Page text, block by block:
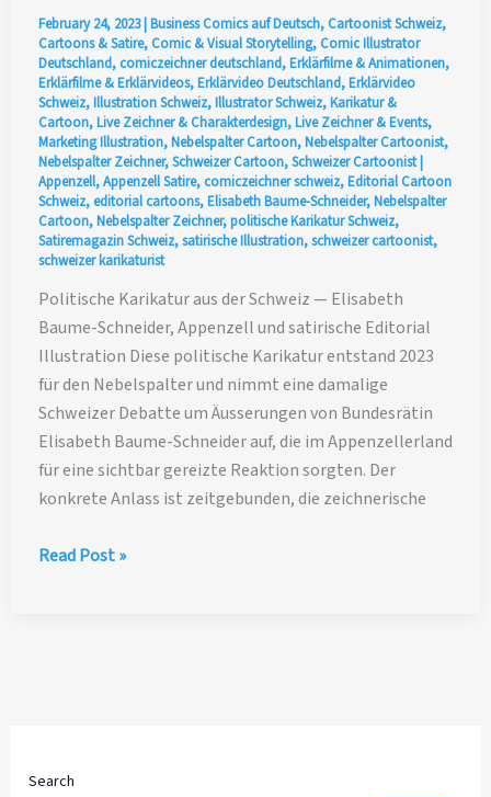
February 24, 2023|Business Comics auf Deutsch, Cartoonist Schweiz,
Cartoons & Satire, Comic & Visual Storytelling, Comic Illustrator
Deutschland, comiczeichner deutschland,Erklärfilme & Animationen,
Erklärfilme & Erklärvideos,Erklärvideo Deutschland,Erklärvideo
Schweiz,Illustration Schweiz,Illustrator Schweiz,Karikatur &
Cartoon,Live Zeichner & Charakterdesign,Live Zeichner & Events,
Marketing Illustration,Nebelspalter Cartoon,Nebelspalter Cartoonist,
Nebelspalter Zeichner,Schweizer Cartoon,Schweizer Cartoonist|
Appenzell,Appenzell Satire, comiczeichner schweiz,Editorial Cartoon
Schweiz, editorial cartoons,Elisabeth Baume-Schneider,Nebelspalter
Cartoon,Nebelspalter Zeichner,politische Karikatur Schweiz,
Satiremagazin Schweiz,satirische Illustration,schweizer cartoonist,
schweizer karikaturist
Politische Karikatur aus der Schweiz — Elisabeth
Baume-Schneider, Appenzell und satirische Editorial
Illustration Diese politische Karikatur entstand 2023
für den Nebelspalter und nimmt eine damalige
Schweizer Debatte um Äusserungen von Bundesrätin
Elisabeth Baume-Schneider auf, die im Appenzellerland
für eine sichtbar gereizte Reaktion sorgten. Der
konkrete Anlass ist zeitgebunden, die zeichnerische
Politische
Schneider,
Read Post »
Search